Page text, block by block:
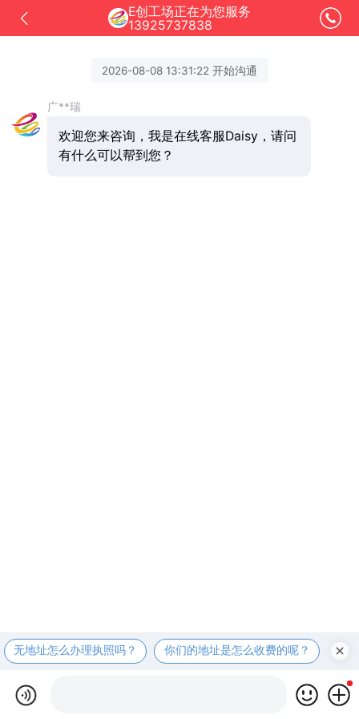
E创工场正在为您服务
13925737838
2026-08-08 13:31:22 开始沟通
广**瑞
欢迎您来咨询，我是在线客服Daisy，请问
有什么可以帮到您？
无地址怎么办理执照吗？ 你们的地址是怎么收费的呢？ 现